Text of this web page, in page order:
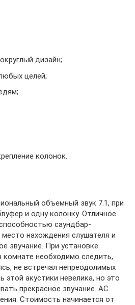
дизайн;
целей;
колонок.
объемный звук 7.1, при
и одну колонку. Отличное
саундбар-
нахождения слушателя и
звучание. При установке
комнате необходимо следить,
не встречал непреодолимых
акустики невелика, но это
прекрасное звучание. АС
Стоимость начинается от